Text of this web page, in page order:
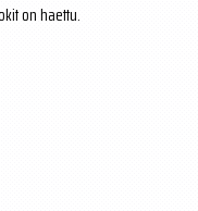
on haettu.